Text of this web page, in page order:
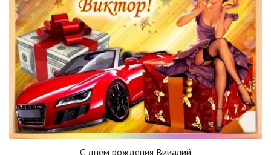
С днём рождения Вииалий